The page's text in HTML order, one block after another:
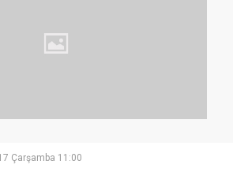
Çarşamba 11:00